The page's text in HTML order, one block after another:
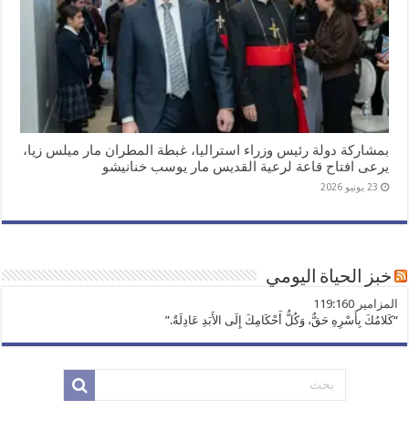
بمشاركة دولة رئيس وزراء استراليا، غبطة المطران مار ميلس زيا،
يرعى افتاح قاعة لرعية القديس مار يوسب خنانيشو
23 يونيو 2026
خبز الحياة اليومي
ﺍﻟﻤﺰﺍﻣﻴﺮ 119:160
“كَلامُكَ بِأَسْرِهِ حَقٌّ، وَكُلُّ أَحْكَامِكَ إِلَى الأَبَدِ عَادِلَةٌ.”